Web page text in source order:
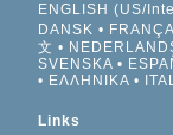
ENGLISH (US/
DANSK
文
SVENSKA
ΕΛΛΗΝΙΚA
Links